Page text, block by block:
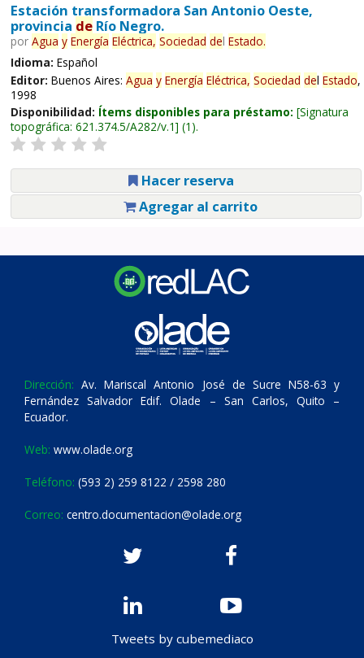
Estación transformadora San Antonio Oeste,
provincia deRío Negro.
por Agua y Energía Eléctrica, Sociedad del Estado.
Idioma: Español
Editor: Buenos Aires: Agua y Energía Eléctrica, Sociedad del Estado,
1998
Disponibilidad: Ítems disponibles para préstamo: Signatura
topográfica: 621.374.5/A282/v.1 (1).
Hacer reserva
Agregar al carrito
Dirección: Av. Mariscal Antonio José de Sucre N58-63 y
Fernández Salvador Edif. Olade – San Carlos, Quito –
Ecuador.
Web: www.olade.org
Teléfono: (593 2) 259 8122 / 2598 280
Correo: centro.documentacion@olade.org
Tweets by cubemediaco